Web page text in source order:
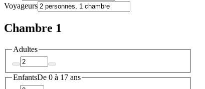
Voyageurs
Chambre 1
Adultes
EnfantsDe 0 à 17 ans